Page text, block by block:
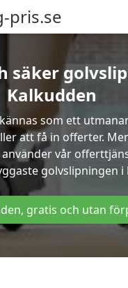
pris.se
säker
Kalkudden
som ett
att få in offerter.
vår
golvslipningen i
gratis och utan